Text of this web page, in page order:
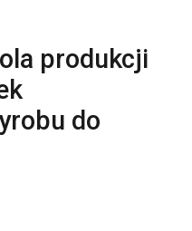
produkcji
do